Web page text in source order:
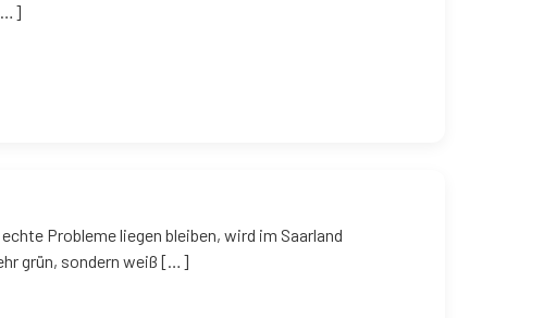
Probleme liegen bleiben, wird im Saarland
grün, sondern weiß […]